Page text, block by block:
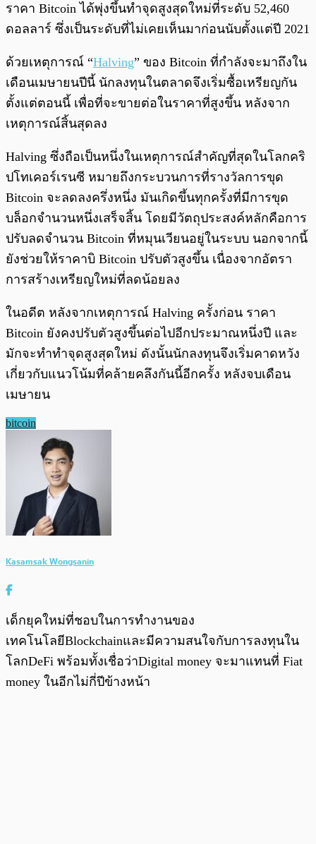
ราคา Bitcoin ได้พุ่งขึ้นทำจุดสูงสุดใหม่ที่ระดับ 52,460
ดอลลาร์ ซึ่งเป็นระดับที่ไม่เคยเห็นมาก่อนนับตั้งแต่ปี 2021
ด้วยเหตุการณ์ “Halving” ของ Bitcoin ที่กำลังจะมาถึงใน
เดือนเมษายนปีนี้ นักลงทุนในตลาดจึงเริ่มซื้อเหรียญกัน
ตั้งแต่ตอนนี้ เพื่อที่จะขายต่อในราคาที่สูงขึ้น หลังจาก
เหตุการณ์สิ้นสุดลง
Halving ซึ่งถือเป็นหนึ่งในเหตุการณ์สำคัญที่สุดในโลกคริ
ปโทเคอร์เรนซี หมายถึงกระบวนการที่รางวัลการขุด
Bitcoin จะลดลงครึ่งหนึ่ง มันเกิดขึ้นทุกครั้งที่มีการขุด
บล็อกจำนวนหนึ่งเสร็จสิ้น โดยมีวัตถุประสงค์หลักคือการ
ปรับลดจำนวน Bitcoin ที่หมุนเวียนอยู่ในระบบ นอกจากนี้
ยังช่วยให้ราคาบิ Bitcoin ปรับตัวสูงขึ้น เนื่องจากอัตรา
การสร้างเหรียญใหม่ที่ลดน้อยลง
ในอดีต หลังจากเหตุการณ์ Halving ครั้งก่อน ราคา
Bitcoin ยังคงปรับตัวสูงขึ้นต่อไปอีกประมาณหนึ่งปี และ
มักจะทำทำจุดสูงสุดใหม่ ดังนั้นนักลงทุนจึงเริ่มคาดหวัง
เกี่ยวกับแนวโน้มที่คล้ายคลึงกันนี้อีกครั้ง หลังจบเดือน
เมษายน
bitcoin
Kasamsak Wongsanin
เด็กยุคใหม่ที่ชอบในการทำงานของ
เทคโนโลยีBlockchainและมีความสนใจกับการลงทุนใน
โลกDeFi พร้อมทั้งเชื่อว่าDigital money จะมาแทนที่ Fiat
money ในอีกไม่กี่ปีข้างหน้า